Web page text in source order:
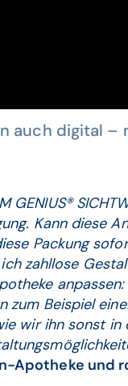
auch digital –
Kann diese
Packung
ich zahllose
anpassen:
zum Beispiel
wir ihn sonst in
Apotheke und